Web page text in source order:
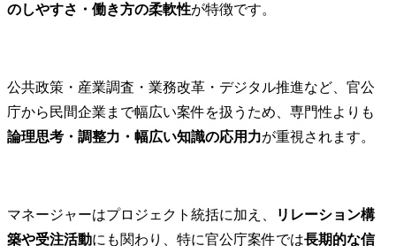
のしやすさ・働き方の柔軟性が特徴です。
公共政策・産業調査・業務改革・デジタル推進など、官公
庁から民間企業まで幅広い案件を扱うため、専門性よりも
論理思考・調整力・幅広い知識の応用力が重視されます。
マネージャーはプロジェクト統括に加え、
リレーション構
築や受注活動にも関わり、特に官公庁案件では長期的な信